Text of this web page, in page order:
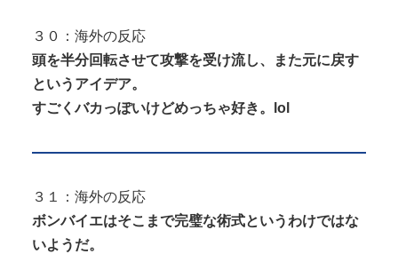
３０：海外の反応
頭を半分回転させて攻撃を受け流し、また元に戻す
というアイデア。
すごくバカっぽいけどめっちゃ好き。lol
３１：海外の反応
ボンバイエはそこまで完璧な術式というわけではな
いようだ。